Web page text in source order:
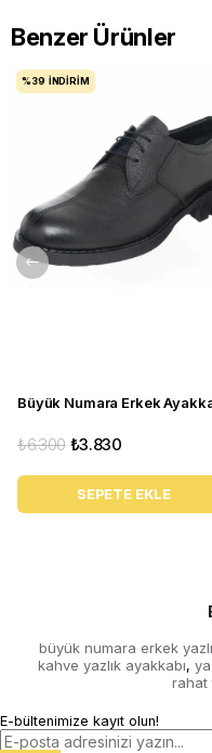
Benzer Ürünler
₺3.830
₺6.300
SEPETE EKLE
%39 İNDIRIM
büyük numara erkek
kahve yazlık ayakkabı,
rahat
E-bültenimize kayıt olun!